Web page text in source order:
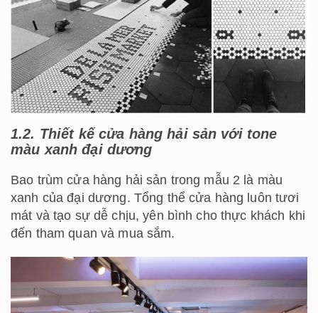
1.2. Thiết kế cửa hàng hải sản với tone
màu xanh đại dương
Bao trùm cửa hàng hải sản trong mẫu 2 là màu
xanh của đại dương. Tổng thể cửa hàng luôn tươi
mát và tạo sự dễ chịu, yên bình cho thực khách khi
đến tham quan và mua sắm.